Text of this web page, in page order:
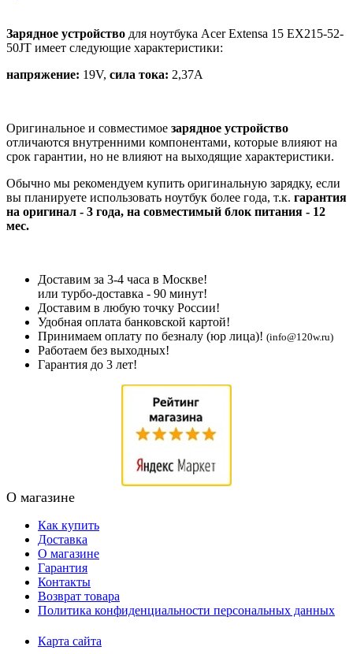
Зарядное устройство для ноутбука Acer Extensa 15 EX215-52-
50JT имеет следующие характеристики:
напряжение: 19V, сила тока: 2,37A
Оригинальное и совместимое зарядное устройство
отличаются внутренними компонентами, которые влияют на
срок гарантии, но не влияют на выходящие характеристики.
Обычно мы рекомендуем купить оригинальную зарядку, если
вы планируете использовать ноутбук более года, т.к. гарантия
на оригинал - 3 года, на совместимый блок питания - 12
мес.
Доставим за 3-4 часа в Москве!
или турбо-доставка - 90 минут!
Доставим в любую точку России!
Удобная оплата банковской картой!
Принимаем оплату по безналу (юр лица)! (info@120w.ru)
Работаем без выходных!
Гарантия до 3 лет!
О магазине
Как купить
Доставка
О магазине
Гарантия
Контакты
Возврат товара
Политика конфиденциальности персональных данных
Карта сайта